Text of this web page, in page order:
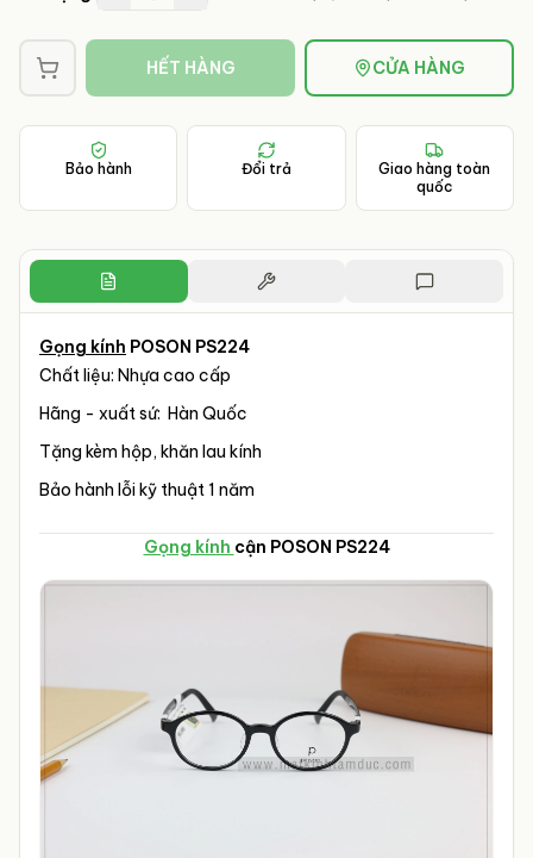
HẾT HÀNG CỬA HÀNG
Bảo hành Đổi trả
Giao hàng toàn
quốc
Gọng kính POSON PS224
Chất liệu: Nhựa cao cấp
Hãng - xuất sứ: Hàn Quốc
Tặng kèm hộp, khăn lau kính
Bảo hành lỗi kỹ thuật 1 năm
Gọng kính cận POSON PS224